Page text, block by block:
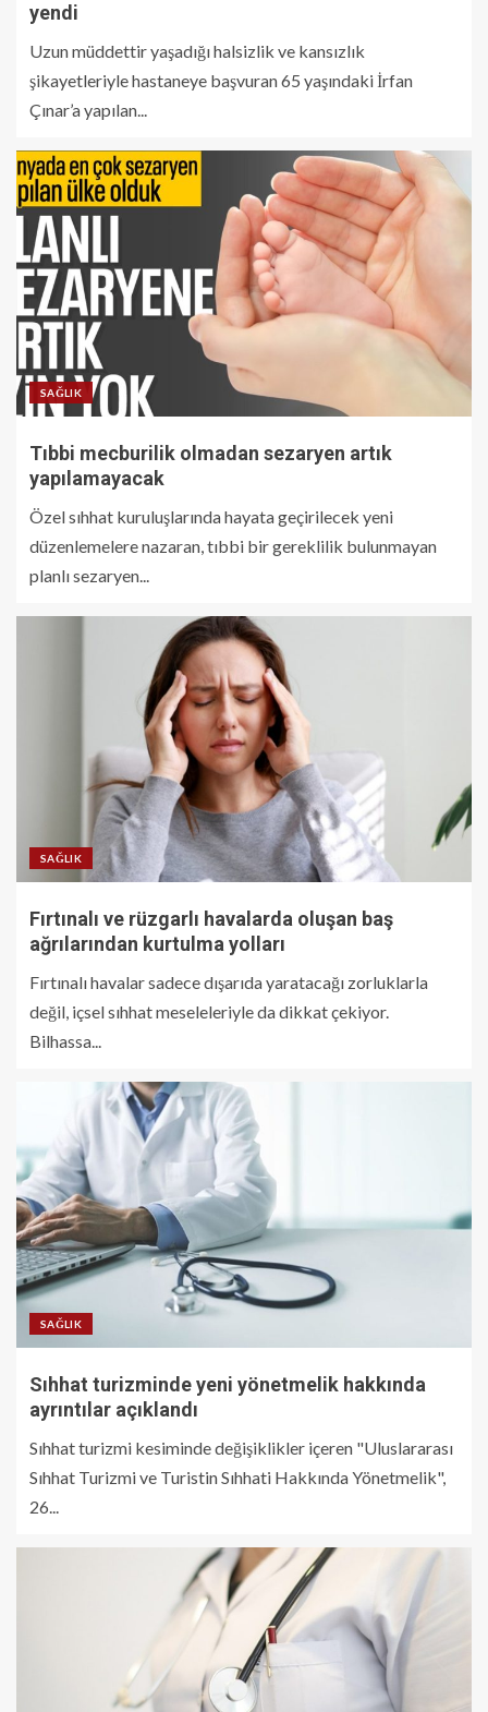
yendi
Uzun müddettir yaşadığı halsizlik ve kansızlık
şikayetleriyle hastaneye başvuran 65 yaşındaki İrfan
Çınar’a yapılan...
SAĞLIK
Tıbbi mecburilik olmadan sezaryen artık
yapılamayacak
Özel sıhhat kuruluşlarında hayata geçirilecek yeni
düzenlemelere nazaran, tıbbi bir gereklilik bulunmayan
planlı sezaryen...
SAĞLIK
Fırtınalı ve rüzgarlı havalarda oluşan baş
ağrılarından kurtulma yolları
Fırtınalı havalar sadece dışarıda yaratacağı zorluklarla
değil, içsel sıhhat meseleleriyle da dikkat çekiyor.
Bilhassa...
SAĞLIK
Sıhhat turizminde yeni yönetmelik hakkında
ayrıntılar açıklandı
Sıhhat turizmi kesiminde değişiklikler içeren "Uluslararası
Sıhhat Turizmi ve Turistin Sıhhati Hakkında Yönetmelik",
26...